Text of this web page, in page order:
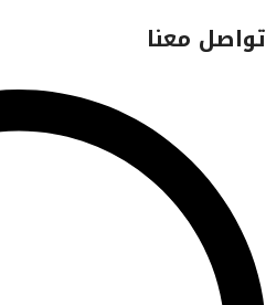
تواصل معنا